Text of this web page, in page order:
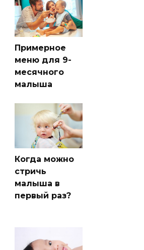
Примерное
меню для 9-
месячного
малыша
Когда можно
стричь
малыша в
первый раз?